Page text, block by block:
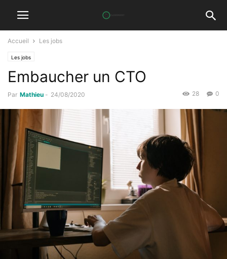
Accueil Les jobs
Les jobs
Embaucher un CTO
Par Mathieu - 24/08/2020 0
28